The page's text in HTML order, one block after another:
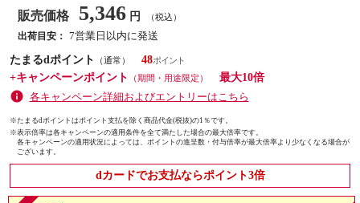
販売価格 5,346 円 （税込）
出荷目安： 7営業日以内に発送
たまるdポイント
（通常）
48
+キャンペーンポイント
（期間・用途限定）
最大10倍
各キャンペーン詳細およびエントリーはこちら
※たまるdポイントはポイント支払を除く商品代金(税抜)の1％です。
※表示倍率は各キャンペーンの適用条件を全て満たした場合の最大倍率です。
各キャンペーンの適用状況によっては、ポイントの進呈数・付与倍率が最大倍率より少なくなる場合が
ございます。
dカードでお支払ならポイント3倍